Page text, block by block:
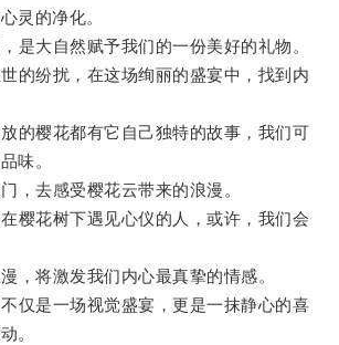
灵的净化。
大自然赋予我们的一份美好的礼物。
纷扰，在这场绚丽的盛宴中，找到内
樱花都有它自己独特的故事，我们可
味。
去感受樱花云带来的浪漫。
花树下遇见心仪的人，或许，我们会
将激发我们内心最真挚的情感。
是一场视觉盛宴，更是一抹静心的喜
。